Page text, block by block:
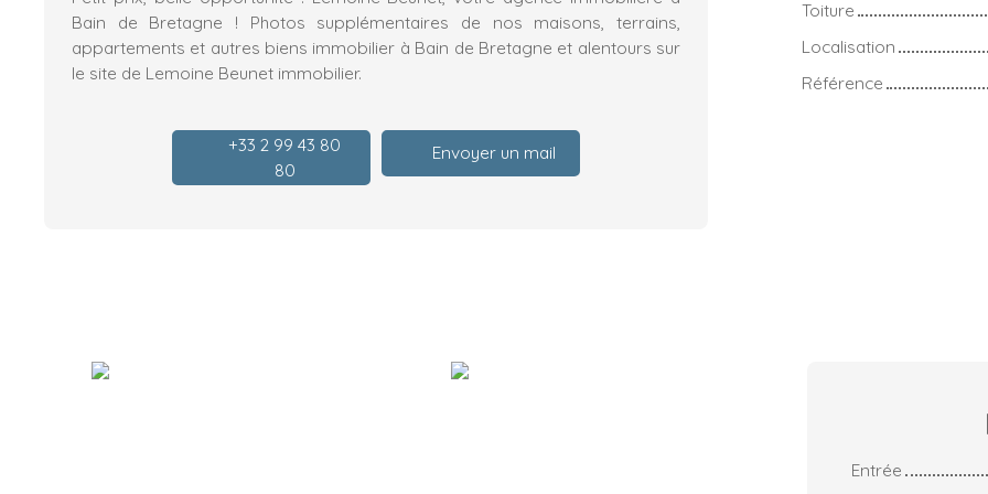
Bain de Bretagne ! Photos supplémentaires de nos maisons, terrains,
appartements et autres biens immobilier à Bain de Bretagne et alentours sur
le site de Lemoine Beunet immobilier.
+33 2 99 43 80
80
Envoyer un mail
Toiture
Localisation
Référence
Entrée